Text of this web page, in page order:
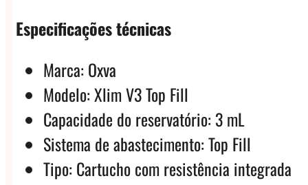
Especificações técnicas
Marca: Oxva
Modelo: Xlim V3 Top Fill
Capacidade do reservatório: 3 mL
Sistema de abastecimento: Top Fill
Tipo: Cartucho com resistência integrada